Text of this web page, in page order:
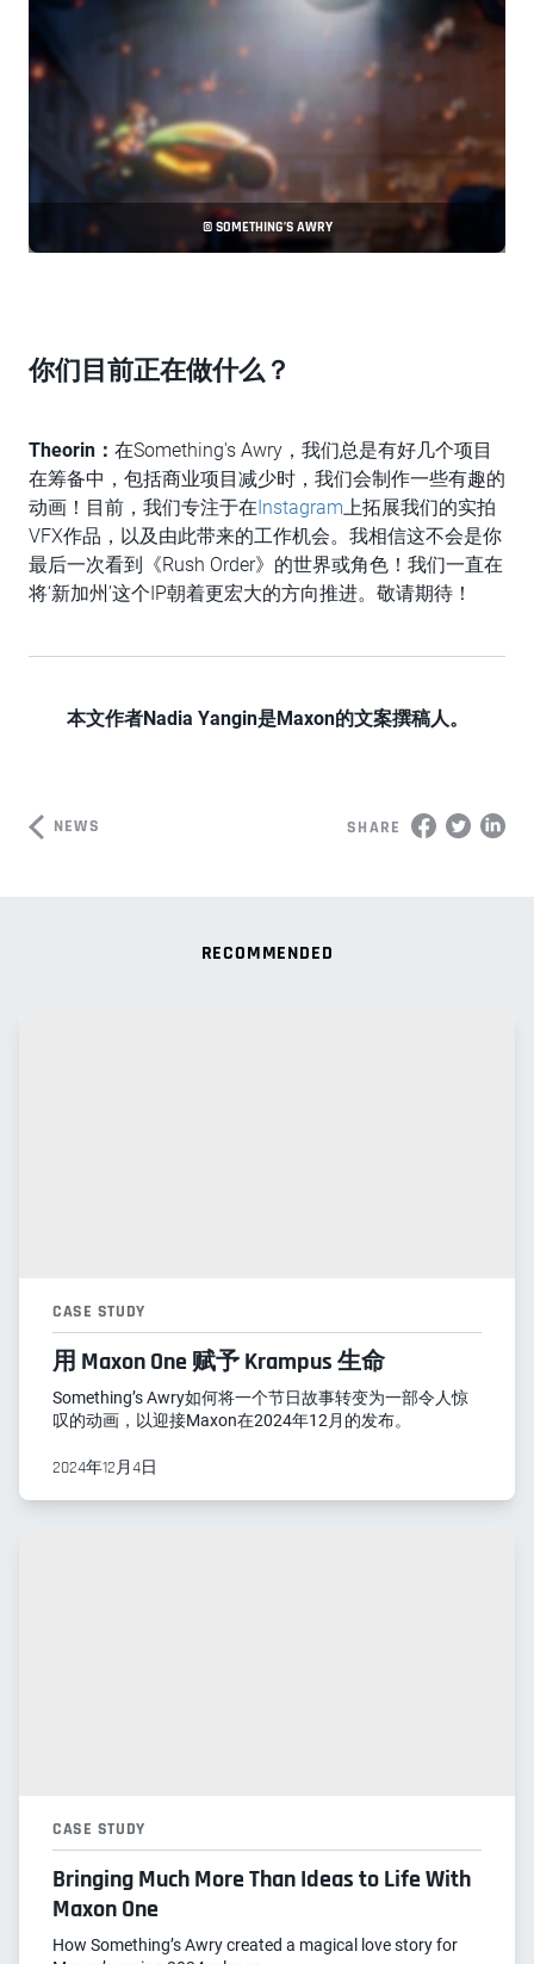
© SOMETHING’S AWRY
你们目前正在做什么？
Theorin： 在Something's Awry，我们总是有好几个项目
在筹备中，包括商业项目减少时，我们会制作一些有趣的
动画！目前，我们专注于在 Instagram上拓展我们的实拍
VFX作品，以及由此带来的工作机会。我相信这不会是你
最后一次看到《Rush Order》的世界或角色！我们一直在
将‘新加州’这个IP朝着更宏大的方向推进。敬请期待！
本文作者Nadia Yangin是Maxon的文案撰稿人。
NEWS SHARE
RECOMMENDED
CASE STUDY
用 Maxon One 赋予 Krampus 生命
Something’s Awry如何将一个节日故事转变为一部令人惊
叹的动画，以迎接Maxon在2024年12月的发布。
2024年12月4日
CASE STUDY
Bringing Much More Than Ideas to Life With
Maxon One
How Something’s Awry created a magical love story for